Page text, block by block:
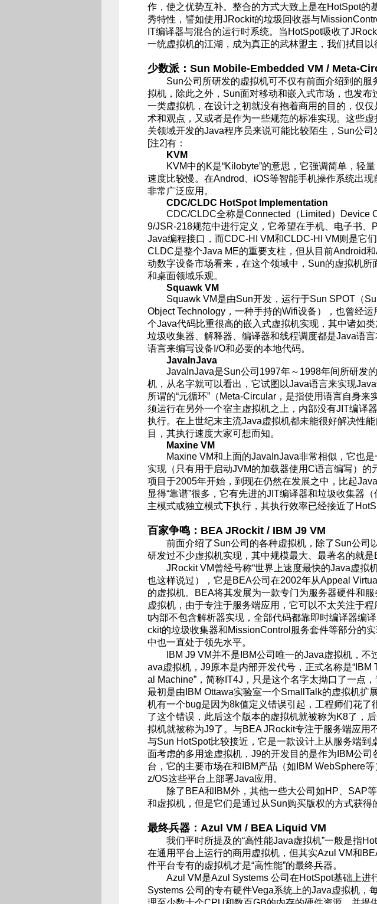
作，使之优势互补。整合的方式大致上是在HotSpot的
秀特性，譬如使用JRockit的垃圾回收器与
IT编译器与混合的运行时系统。当HotSpot吸收了
一统虚拟机的江湖，成为真正的武林盟主，我们拭目以
少数派：Sun Mobile-Embedded VM / Meta-
Sun公司所研发的虚拟机可不仅有前面介绍到的服
拟机，除此之外，Sun面对移动和嵌入式市场，也发布
一类虚拟机，在设计之初就没有抱着商用的目的，仅
术和观点，又或者是作为一些规范的标准实现。这些
关领域开发的Java程序员来说可能比较陌生，Sun公
[注2]有：
KVM
KVM中的K是“Kilobyte”的意思，它强调简单，轻量
速度比较慢。在Androd、iOS等智能手机操作系统出现
非常广泛应用。
CDC/CLDC HotSpot Implementation
CDC/CLDC全称是Connected（Limited）Device
9/JSR-218规范中进行定义，它希望在手机、电子书、
Java编程接口，而CDC-HI VM和CLDC-HI VM则是它
CLDC是整个Java ME的重要支柱，但从目前Android
动数字设备市场看来，在这个领域中，Sun的虚拟机所
和桌面领域乐观。
Squawk VM
Squawk VM是由Sun开发，运行于Sun SPOT（
Object Technology，一种手持的Wifi设备），也曾经
个Java代码比重很高的嵌入式虚拟机实现，其中诸如类
垃圾收集器、解释器、编译器和线程调度都是Java语
语言来编写设备I/O和必要的本地代码。
JavaInJava
JavaInJava是Sun公司1997年～1998年间所研发的
机，从名字就可以看出，它试图以Java语言来实现
所谓的“元循环”（Meta-Circular，是指使用语言自身来
须运行在另外一个宿主虚拟机之上，内部没有JIT编译
执行。在上世纪末主流Java虚拟机都未能很好解决性
目，其执行速度大家可想而知。
Maxine VM
Maxine VM和上面的JavaInJava非常相似，它也是
实现（只有用于启动JVM的加载器使用C语言编写）的
项目于2005年开始，到现在仍然在发展之中，比起
显得“靠谱”很多，它有先进的JIT编译器和垃圾收集器
主模式或独立模式下执行，其执行效率已经接近了
百家争鸣：BEA JRockit / IBM J9 VM
前面介绍了Sun公司的各种虚拟机，除了Sun公司
研发过不少虚拟机实现，其中规模最大、最著名的就是
JRockit VM曾经号称“世界上速度最快的Java虚拟机
也这样说过），它是BEA公司在2002年从Appeal
的虚拟机。BEA将其发展为一款专门为服务器硬件和
虚拟机，由于专注于服务端应用，它可以不太关注于
t内部不包含解析器实现，全部代码都靠即时编译器编
ckit的垃圾收集器和MissionControl服务套件等部分的
中也一直处于领先水平。
IBM J9 VM并不是IBM公司唯一的Java虚拟机，不
ava虚拟机，J9原本是内部开发代号，正式名称是“IBM
al Machine”，简称IT4J，只是这个名字太拗口了一点
最初是由IBM Ottawa实验室一个SmallTalk的虚拟机扩
机有一个bug是因为8k值定义错误引起，工程师们花了
了这个错误，此后这个版本的虚拟机就被称为K8了，
拟机就被称为J9了。与BEA JRockit专注于服务端应用
与Sun HotSpot比较接近，它是一款设计上从服务端到
面考虑的多用途虚拟机，J9的开发目的是作为IBM公司
台，它的主要市场在和IBM产品（如IBM WebSphere
z/OS这些平台上部署Java应用。
除了BEA和IBM外，其他一些大公司如HP、SAP等
和虚拟机，但是它们是通过从Sun购买版权的方式获得
最终兵器：Azul VM / BEA Liquid VM
我们平时所提及的“高性能Java虚拟机”一般是指
在通用平台上运行的商用虚拟机，但其实Azul VM和
件平台专有的虚拟机才是“高性能”的最终兵器。
Azul VM是Azul Systems 公司在HotSpot基础上进
Systems 公司的专有硬件Vega系统上的Java虚拟机，